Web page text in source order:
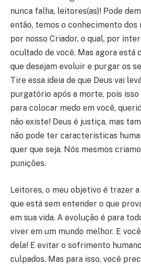
nunca falha, leitores(as)! Pode
então, temos o conhecimento dos
por nosso Criador, o qual, por
ocultado de você. Mas agora está
que desejam evoluir e purgar os
Tire essa ideia de que Deus vai
purgatório após a morte, pois
para colocar medo em você,
não existe! Deus é justiça, mas
não pode ter características
quer que seja. Nós mesmos
punições.
Leitores, o meu objetivo é trazer
que está sem entender o que
em sua vida. A evolução é para
viver em um mundo melhor. E
dela! E evitar o sofrimento
culpados. Mas para isso, você